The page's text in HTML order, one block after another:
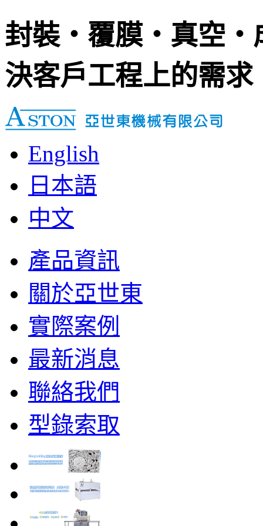
封裝‧覆膜‧真空‧
決客戶工程上的需求
English
日本語
中文
產品資訊
關於亞世東
實際案例
最新消息
聯絡我們
型錄索取